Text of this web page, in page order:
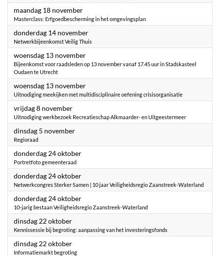
maandag 18 november2024
Masterclass: Erfgoedbescherming in het omgevingsplan
donderdag 14 november2024
Netwerkbijeenkomst Veilig Thuis
woensdag 13 november2024
Bijeenkomst voor raadsleden op 13 november vanaf 17.45 uur in Stadskasteel
Oudaen te Utrecht
woensdag 13 november2024
Uitnodiging meekijken met multidisciplinaire oefening crisisorganisatie
vrijdag 8 november2024
Uitnodiging werkbezoek Recreatieschap Alkmaarder- en Uitgeestermeer
dinsdag 5 november2024
Regioraad
donderdag 24 oktober2024
Portretfoto gemeenteraad
donderdag 24 oktober2024
Netwerkcongres Sterker Samen | 10 jaar Veiligheidsregio Zaanstreek-Waterland
donderdag 24 oktober2024
10-jarig bestaan Veiligheidsregio Zaanstreek-Waterland
dinsdag 22 oktober2024
Kennissessie bij begroting: aanpassing van het investeringsfonds
dinsdag 22 oktober2024
Informatiemarkt begroting